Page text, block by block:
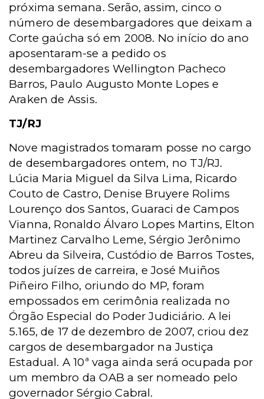
próxima semana. Serão, assim, cinco o
número de desembargadores que deixam a
Corte gaúcha só em 2008. No início do ano
aposentaram-se a pedido os
desembargadores Wellington Pacheco
Barros, Paulo Augusto Monte Lopes e
Araken de Assis.
TJ/RJ
Nove magistrados tomaram posse no cargo
de desembargadores ontem, no TJ/RJ.
Lúcia Maria Miguel da Silva Lima, Ricardo
Couto de Castro, Denise Bruyere Rolims
Lourenço dos Santos, Guaraci de Campos
Vianna, Ronaldo Álvaro Lopes Martins, Elton
Martinez Carvalho Leme, Sérgio Jerônimo
Abreu da Silveira, Custódio de Barros Tostes,
todos juízes de carreira, e José Muiños
Piñeiro Filho, oriundo do MP, foram
empossados em cerimônia realizada no
Órgão Especial do Poder Judiciário. A lei
5.165, de 17 de dezembro de 2007, criou dez
cargos de desembargador na Justiça
Estadual. A 10ª vaga ainda será ocupada por
um membro da OAB a ser nomeado pelo
governador Sérgio Cabral.